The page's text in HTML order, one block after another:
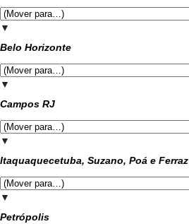
▼
Belo Horizonte
▼
Campos RJ
▼
Itaquaquecetuba, Suzano, Poá e Ferraz
▼
Petrópolis